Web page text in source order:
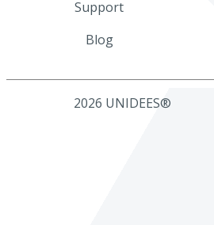
Support
Blog
2026 UNIDEES®